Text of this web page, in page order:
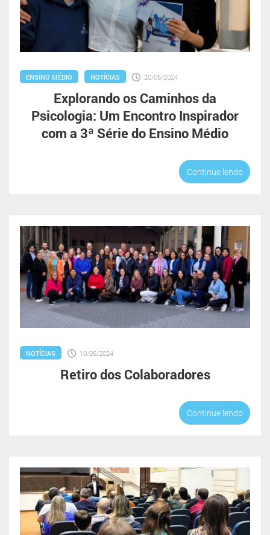
ENSINO MÉDIO NOTÍCIAS 20/06/2024
Explorando os Caminhos da
Psicologia: Um Encontro Inspirador
com a 3ª Série do Ensino Médio
Continue lendo
NOTÍCIAS 10/06/2024
Retiro dos Colaboradores
Continue lendo